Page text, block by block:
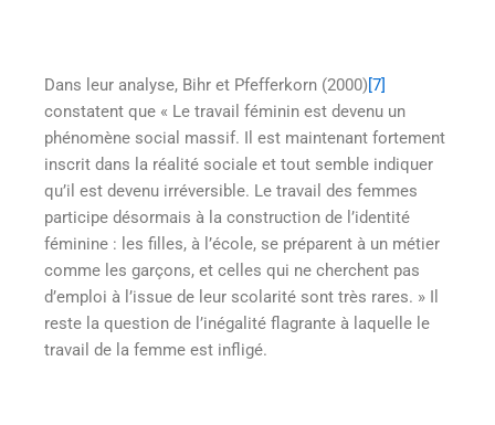
Dans leur analyse, Bihr et Pfefferkorn (2000)[7]
constatent que « Le travail féminin est devenu un
phénomène social massif. Il est maintenant fortement
inscrit dans la réalité sociale et tout semble indiquer
qu’il est devenu irréversible. Le travail des femmes
participe désormais à la construction de l’identité
féminine : les filles, à l’école, se préparent à un métier
comme les garçons, et celles qui ne cherchent pas
d’emploi à l’issue de leur scolarité sont très rares. » Il
reste la question de l’inégalité flagrante à laquelle le
travail de la femme est infligé.